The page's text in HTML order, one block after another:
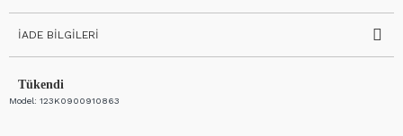
Tükendi
Model: 123K0900910863
İADE BILGILERI